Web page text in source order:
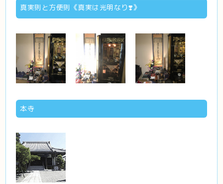
真実則と方便則《真実は光明なり❣️》
本寺